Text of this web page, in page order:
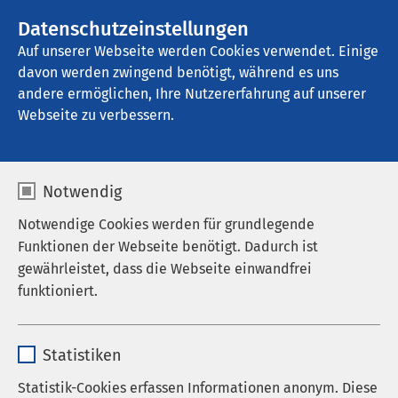
Datenschutzeinstellungen
Auf unserer Webseite werden Cookies verwendet. Einige
davon werden zwingend benötigt, während es uns
andere ermöglichen, Ihre Nutzererfahrung auf unserer
Webseite zu verbessern.
Notwendig
Notwendige Cookies werden für grundlegende
Funktionen der Webseite benötigt. Dadurch ist
gewährleistet, dass die Webseite einwandfrei
funktioniert.
Anbieter sgalinski
Statistiken
Statistik-Cookies erfassen Informationen anonym. Diese
AMEOS Poliklinika Anklam